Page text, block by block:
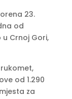
23.
od
Crnoj Gori,
od 1.290
za